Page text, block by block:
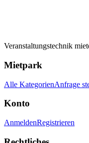
Veranstaltungstechnik
Mietpark
Alle KategorienAnfrage
Konto
AnmeldenRegistrieren